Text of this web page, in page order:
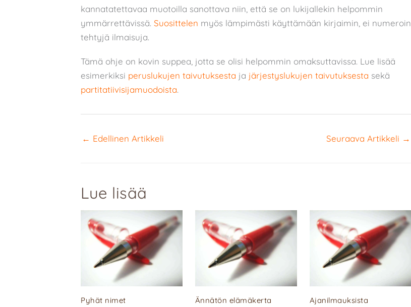
kannatatettavaa muotoilla sanottava niin, että se on lukijallekin helpommin
ymmärrettävissä. Suosittelen myös lämpimästi käyttämään kirjaimin, ei numeroin
tehtyjä ilmaisuja.
Tämä ohje on kovin suppea, jotta se olisi helpommin omaksuttavissa. Lue lisää
esimerkiksi peruslukujen taivutuksesta ja järjestyslukujen taivutuksesta sekä
partitatiivisijamuodoista.
← Edellinen Artikkeli Seuraava Artikkeli →
Lue lisää
Pyhät nimet
Ännätön elämäkerta
Ajanilmauksista